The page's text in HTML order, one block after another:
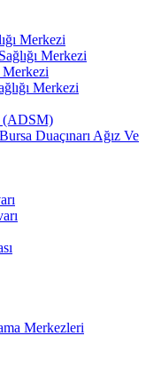
Merkezi
Merkezi
Merkezi
Merkezi
(ADSM)
Duaçınarı Ağız Ve
Merkezleri